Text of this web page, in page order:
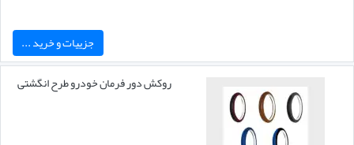
جزییات و خرید ...
روکش دور فرمان خودرو طرح انگشتی